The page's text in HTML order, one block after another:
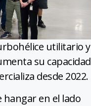
utilitario y
su capacidad
desde 2022.
hangar en el lado